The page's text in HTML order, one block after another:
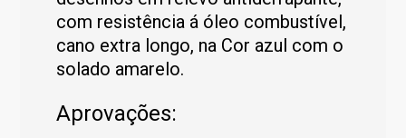
com resistência á óleo combustível,
cano extra longo, na Cor azul com o
solado amarelo.
Aprovações: